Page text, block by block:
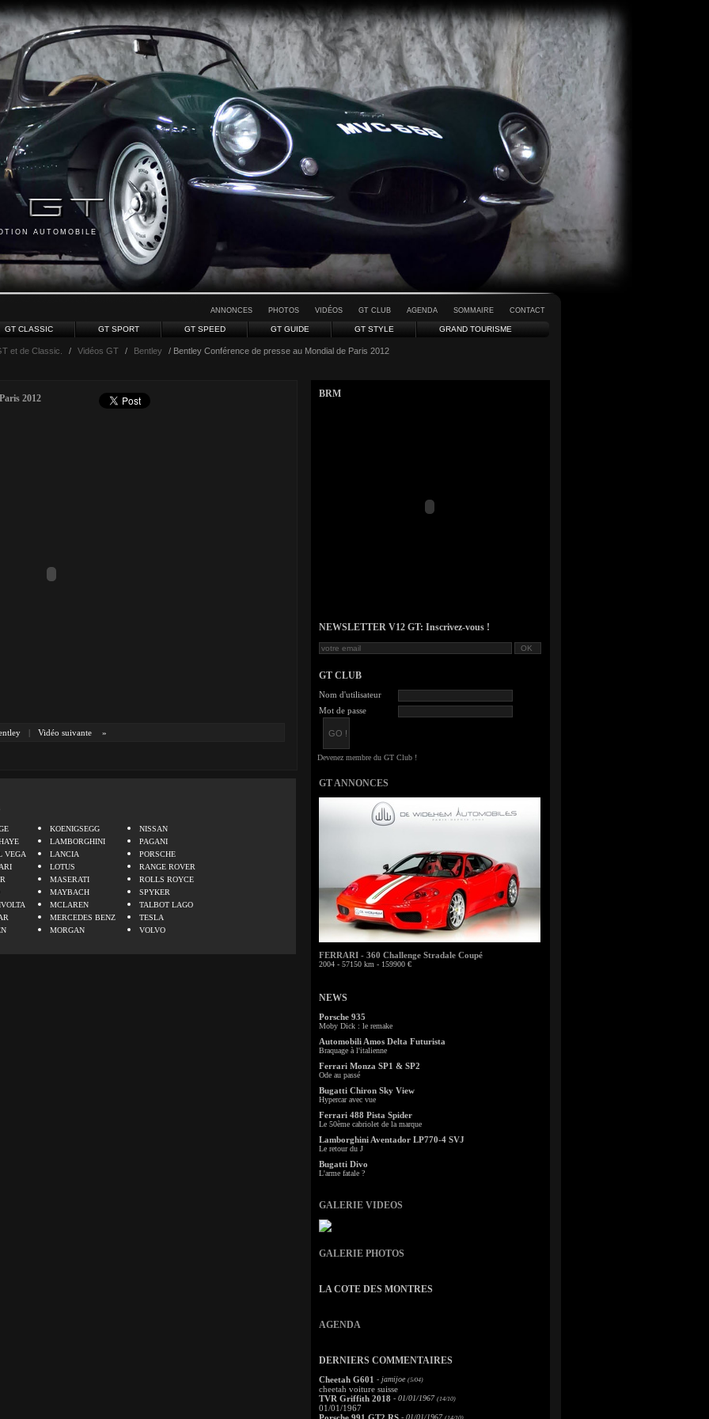
AUTOMOBILE
ANNONCES PHOTOS VIDÉOS GT CLUB AGENDA SOMMAIRE CONTACT
GT CLASSIC GT SPORT GT SPEED GT GUIDE GT STYLE GRAND TOURISME
et de Classic. / Vidéos GT / Bentley / Bentley Conférence de presse au Mondial de Paris 2012
2012
| Vidéo suivante »
VEGA
KOENIGSEGG
LAMBORGHINI
LANCIA
LOTUS
MASERATI
MAYBACH
MCLAREN
MERCEDES BENZ
MORGAN
NISSAN
PAGANI
PORSCHE
RANGE ROVER
ROLLS ROYCE
SPYKER
TALBOT LAGO
TESLA
VOLVO
BRM
NEWSLETTER V12 GT: Inscrivez-vous !
GT CLUB
Nom d'utilisateur
Mot de passe
GT ANNONCES
FERRARI - 360 Challenge Stradale Coupé
2004 - 57150 km - 159900 €
NEWS
Porsche 935
Moby Dick : le remake
Automobili Amos Delta Futurista
Braquage à l'italienne
Ferrari Monza SP1 & SP2
Ode au passé
Bugatti Chiron Sky View
Hypercar avec vue
Ferrari 488 Pista Spider
Le 50ème cabriolet de la marque
Lamborghini Aventador LP770-4 SVJ
Le retour du J
Bugatti Divo
L'arme fatale ?
GALERIE VIDEOS
GALERIE PHOTOS
LA COTE DES MONTRES
AGENDA
DERNIERS COMMENTAIRES
Cheetah G601 - jamijoe (5/04)
cheetah voiture suisse
TVR Griffith 2018 - 01/01/1967 (14/10)
01/01/1967
- 01/01/1967